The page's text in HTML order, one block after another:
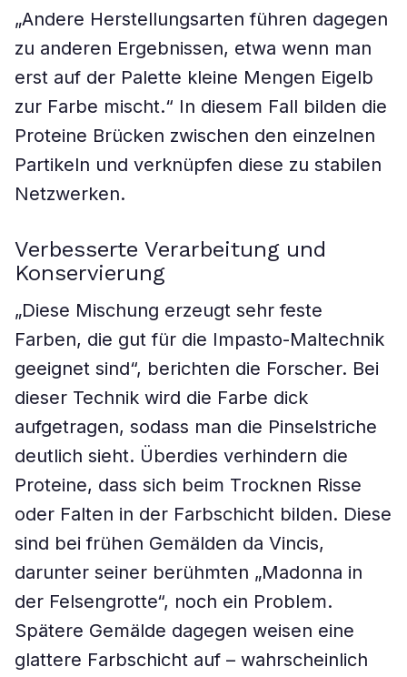
„Andere Herstellungsarten führen dagegen
zu anderen Ergebnissen, etwa wenn man
erst auf der Palette kleine Mengen Eigelb
zur Farbe mischt.“ In diesem Fall bilden die
Proteine Brücken zwischen den einzelnen
Partikeln und verknüpfen diese zu stabilen
Netzwerken.
Verbesserte Verarbeitung und
Konservierung
„Diese Mischung erzeugt sehr feste
Farben, die gut für die Impasto-Maltechnik
geeignet sind“, berichten die Forscher. Bei
dieser Technik wird die Farbe dick
aufgetragen, sodass man die Pinselstriche
deutlich sieht. Überdies verhindern die
Proteine, dass sich beim Trocknen Risse
oder Falten in der Farbschicht bilden. Diese
sind bei frühen Gemälden da Vincis,
darunter seiner berühmten „Madonna in
der Felsengrotte“, noch ein Problem.
Spätere Gemälde dagegen weisen eine
glattere Farbschicht auf – wahrscheinlich